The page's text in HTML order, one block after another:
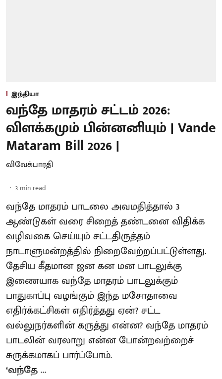
இந்தியா
வந்தே மாதரம் சட்டம் 2026:
விளக்கமும் பின்னனியும் | Vande
Mataram Bill 2026 |
விவேக்பாரதி
3 min read
வந்தே மாதரம் பாடலை அவமதித்தால் 3
ஆண்டுகள் வரை சிறைத் தண்டனை விதிக்க
வழிவகை செய்யும் சட்டதிருத்தம்
நாடாளுமன்றத்தில் நிறைவேற்றப்பட்டுள்ளது.
தேசிய கீதமான ஜன கன மன பாடலுக்கு
இணையாக வந்தே மாதரம் பாடலுக்கும்
பாதுகாப்பு வழங்கும் இந்த மசோதாவை
எதிர்க்கட்சிகள் எதிர்த்தது ஏன்? சட்ட
வல்லுநர்களின் கருத்து என்ன? வந்தே மாதரம்
பாடலின் வரலாறு என்ன போன்றவற்றைச்
சுருக்கமாகப் பார்ப்போம்.
‘வந்தே ...